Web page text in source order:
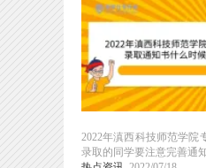
2022年滇西科技师范学
录取的同学要注意完善通